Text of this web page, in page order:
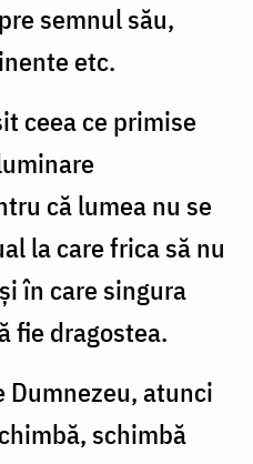
semnul său,
etc.
ceea ce primise
că lumea nu se
la care frica să nu
în care singura
fie dragostea.
Dumnezeu, atunci
schimbă